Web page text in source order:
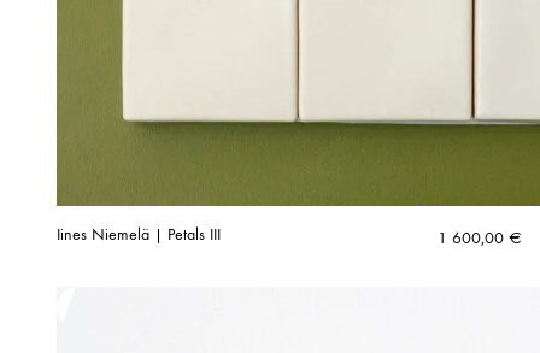
Iines Niemelä | Petals III 1 600,00 €